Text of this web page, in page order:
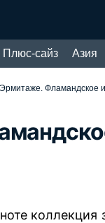
Плюс-сайз Азия
Фламандское
коллекция